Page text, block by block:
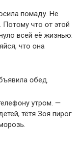
помаду. Не
что от этой
всей её жизнью:
что она
обед.
утром. —
тётя Зоя пирог